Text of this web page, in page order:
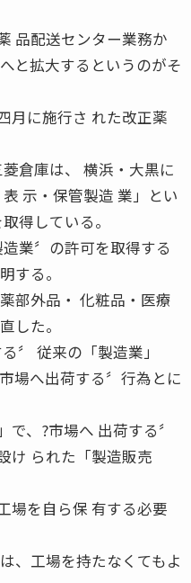
品配送センター業務か
と拡大するというのがそ
月に施行さ れた改正薬
倉庫は、 横浜・大黒に
示・保管製造 業」とい
得している。
業〞の許可を取得する
する。
部外品・ 化粧品・医療
した。
〞 従来の「製造業」
場へ出荷する〞行為とに
、?市場へ 出荷する〞
け られた「製造販売
場を自ら保 有する必要
、工場を持たなくてもよ